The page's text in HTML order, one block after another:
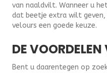
van naaldvilt. Wanneer u
dat beetje extra wilt
velours een goede keuze.
DE
Bent u daarentegen op